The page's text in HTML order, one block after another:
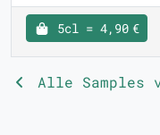
5cl = 4,90 €
Alle Samples